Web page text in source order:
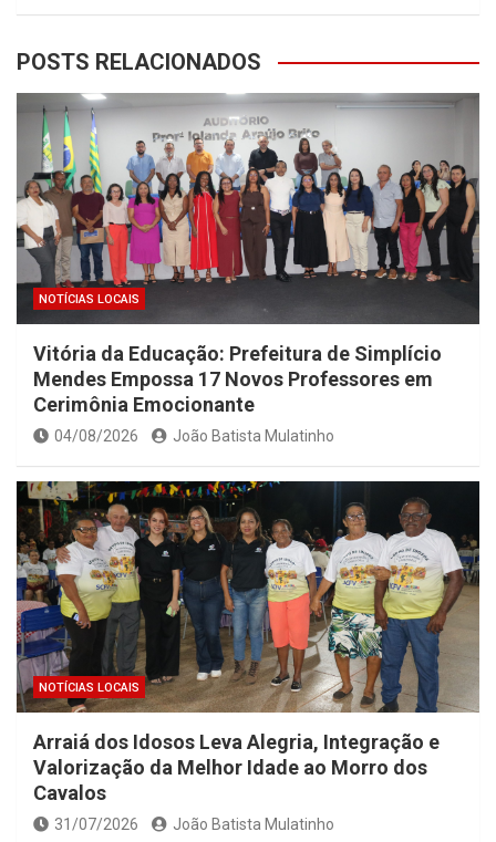
POSTS RELACIONADOS
NOTÍCIAS LOCAIS
Vitória da Educação: Prefeitura de Simplício
Mendes Empossa 17 Novos Professores em
Cerimônia Emocionante
04/08/2026 João Batista Mulatinho
NOTÍCIAS LOCAIS
Arraiá dos Idosos Leva Alegria, Integração e
Valorização da Melhor Idade ao Morro dos
Cavalos
31/07/2026 João Batista Mulatinho